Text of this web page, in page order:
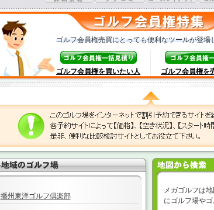
ゴルフ会員権売買にとっても便利なツールが登場
ゴルフ会員権を買いたい人 ゴルフ会員権を
播州東洋ゴルフ倶楽部
メガゴルフは
にゴルフ場やゴ